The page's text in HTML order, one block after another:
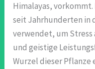
Himalayas,
seit Jahrhunderten in
verwendet, um
und geistige
Wurzel dieser